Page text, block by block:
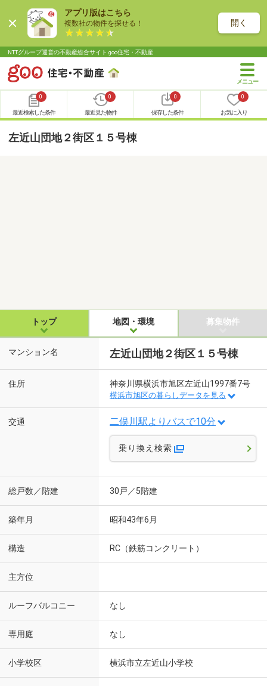
アプリ版はこちら
複数社の物件を探せる！ 開く
NTTグループ運営の不動産総合サイト goo住宅・不動産
0
最近検索した条件
0
最近見た物件
0
保存した条件
0
お気に入り
左近山団地２街区１５号棟
トップ 地図・環境 募集物件
マンション名 左近山団地２街区１５号棟
住所 神奈川県横浜市旭区左近山1997番7号
横浜市旭区の暮らしデータを見る
交通 二俣川駅よりバスで10分
乗り換え検索
総戸数／階建 30戸／5階建
築年月 昭和43年6月
構造 RC（鉄筋コンクリート）
主方位
ルーフバルコニー なし
専用庭 なし
小学校区 横浜市立左近山小学校